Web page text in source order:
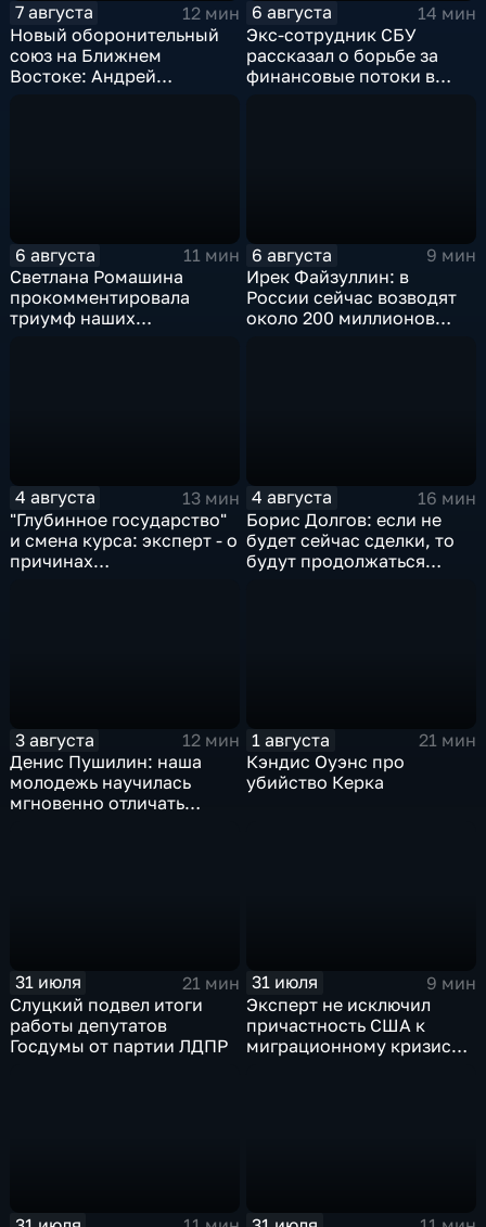
7 августа
12 мин
Новый оборонительный
союз на Ближнем
Востоке: Андрей
6 августа
14 мин
Экс-сотрудник СБУ
рассказал о борьбе за
финансовые потоки в
6 августа
11 мин
Светлана Ромашина
прокомментировала
триумф наших
6 августа
9 мин
Ирек Файзуллин: в
России сейчас возводят
около 200 миллионов
4 августа
13 мин
"Глубинное государство"
и смена курса: эксперт - о
причинах
4 августа
16 мин
Борис Долгов: если не
будет сейчас сделки, то
будут продолжаться
3 августа
12 мин
Денис Пушилин: наша
молодежь научилась
мгновенно отличать
1 августа
21 мин
Кэндис Оуэнс про
убийство Керка
31 июля
21 мин
Слуцкий подвел итоги
работы депутатов
Госдумы от партии ЛДПР
31 июля
9 мин
Эксперт не исключил
причастность США к
миграционному кризису в